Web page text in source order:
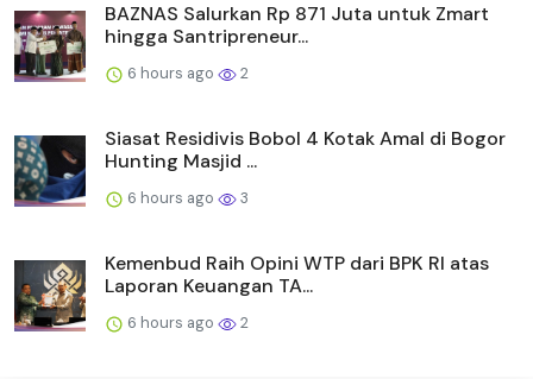
BAZNAS Salurkan Rp 871 Juta untuk Zmart
hingga Santripreneur...
6 hours ago 2
Siasat Residivis Bobol 4 Kotak Amal di Bogor
Hunting Masjid ...
6 hours ago 3
Kemenbud Raih Opini WTP dari BPK RI atas
Laporan Keuangan TA...
6 hours ago 2